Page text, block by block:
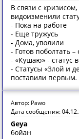
В связи с
видоизменили
- Пока на работе
- Еще тружусь
- Дома, уволили
- Готов поболтать
- «Кушаю» - статус
- Статусы «Злой и
поставили первым.
Автор: Pawo
Дата сообщения:
Geya
бойан